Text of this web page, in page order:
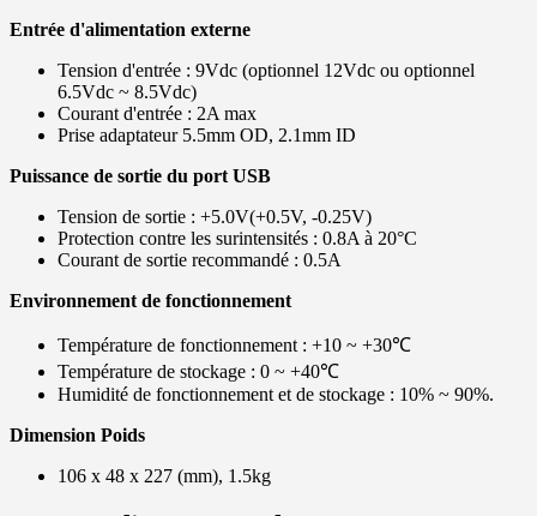
Entrée d'alimentation externe
Tension d'entrée : 9Vdc (optionnel 12Vdc ou optionnel
6.5Vdc ~ 8.5Vdc)
Courant d'entrée : 2A max
Prise adaptateur 5.5mm OD, 2.1mm ID
Puissance de sortie du port USB
Tension de sortie : +5.0V(+0.5V, -0.25V)
Protection contre les surintensités : 0.8A à 20°C
Courant de sortie recommandé : 0.5A
Environnement de fonctionnement
Température de fonctionnement : +10 ~ +30℃
Température de stockage : 0 ~ +40℃
Humidité de fonctionnement et de stockage : 10% ~ 90%.
Dimension Poids
106 x 48 x 227 (mm), 1.5kg